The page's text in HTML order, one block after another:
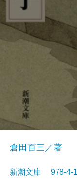
倉田百三／著
新潮文庫 978-